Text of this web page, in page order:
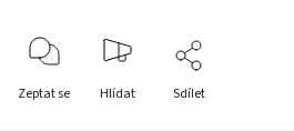
Zeptat se Hlídat Sdílet